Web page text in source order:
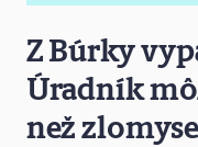
Z Búrky
Úradník
než